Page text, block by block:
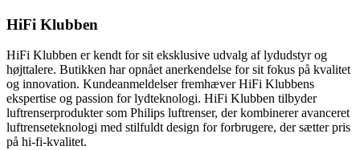
HiFi Klubben
HiFi Klubben er kendt for sit eksklusive udvalg af lydudstyr og
højttalere. Butikken har opnået anerkendelse for sit fokus på kvalitet
og innovation. Kundeanmeldelser fremhæver HiFi Klubbens
ekspertise og passion for lydteknologi. HiFi Klubben tilbyder
luftrenserprodukter som Philips luftrenser, der kombinerer avanceret
luftrenseteknologi med stilfuldt design for forbrugere, der sætter pris
på hi-fi-kvalitet.